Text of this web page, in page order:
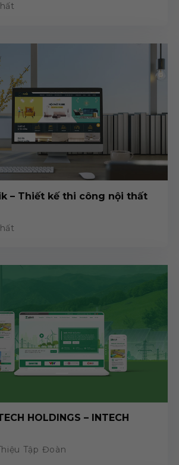
– Thiết kế thi công nội thất
Tập Đoàn
HOLDINGS – INTECH